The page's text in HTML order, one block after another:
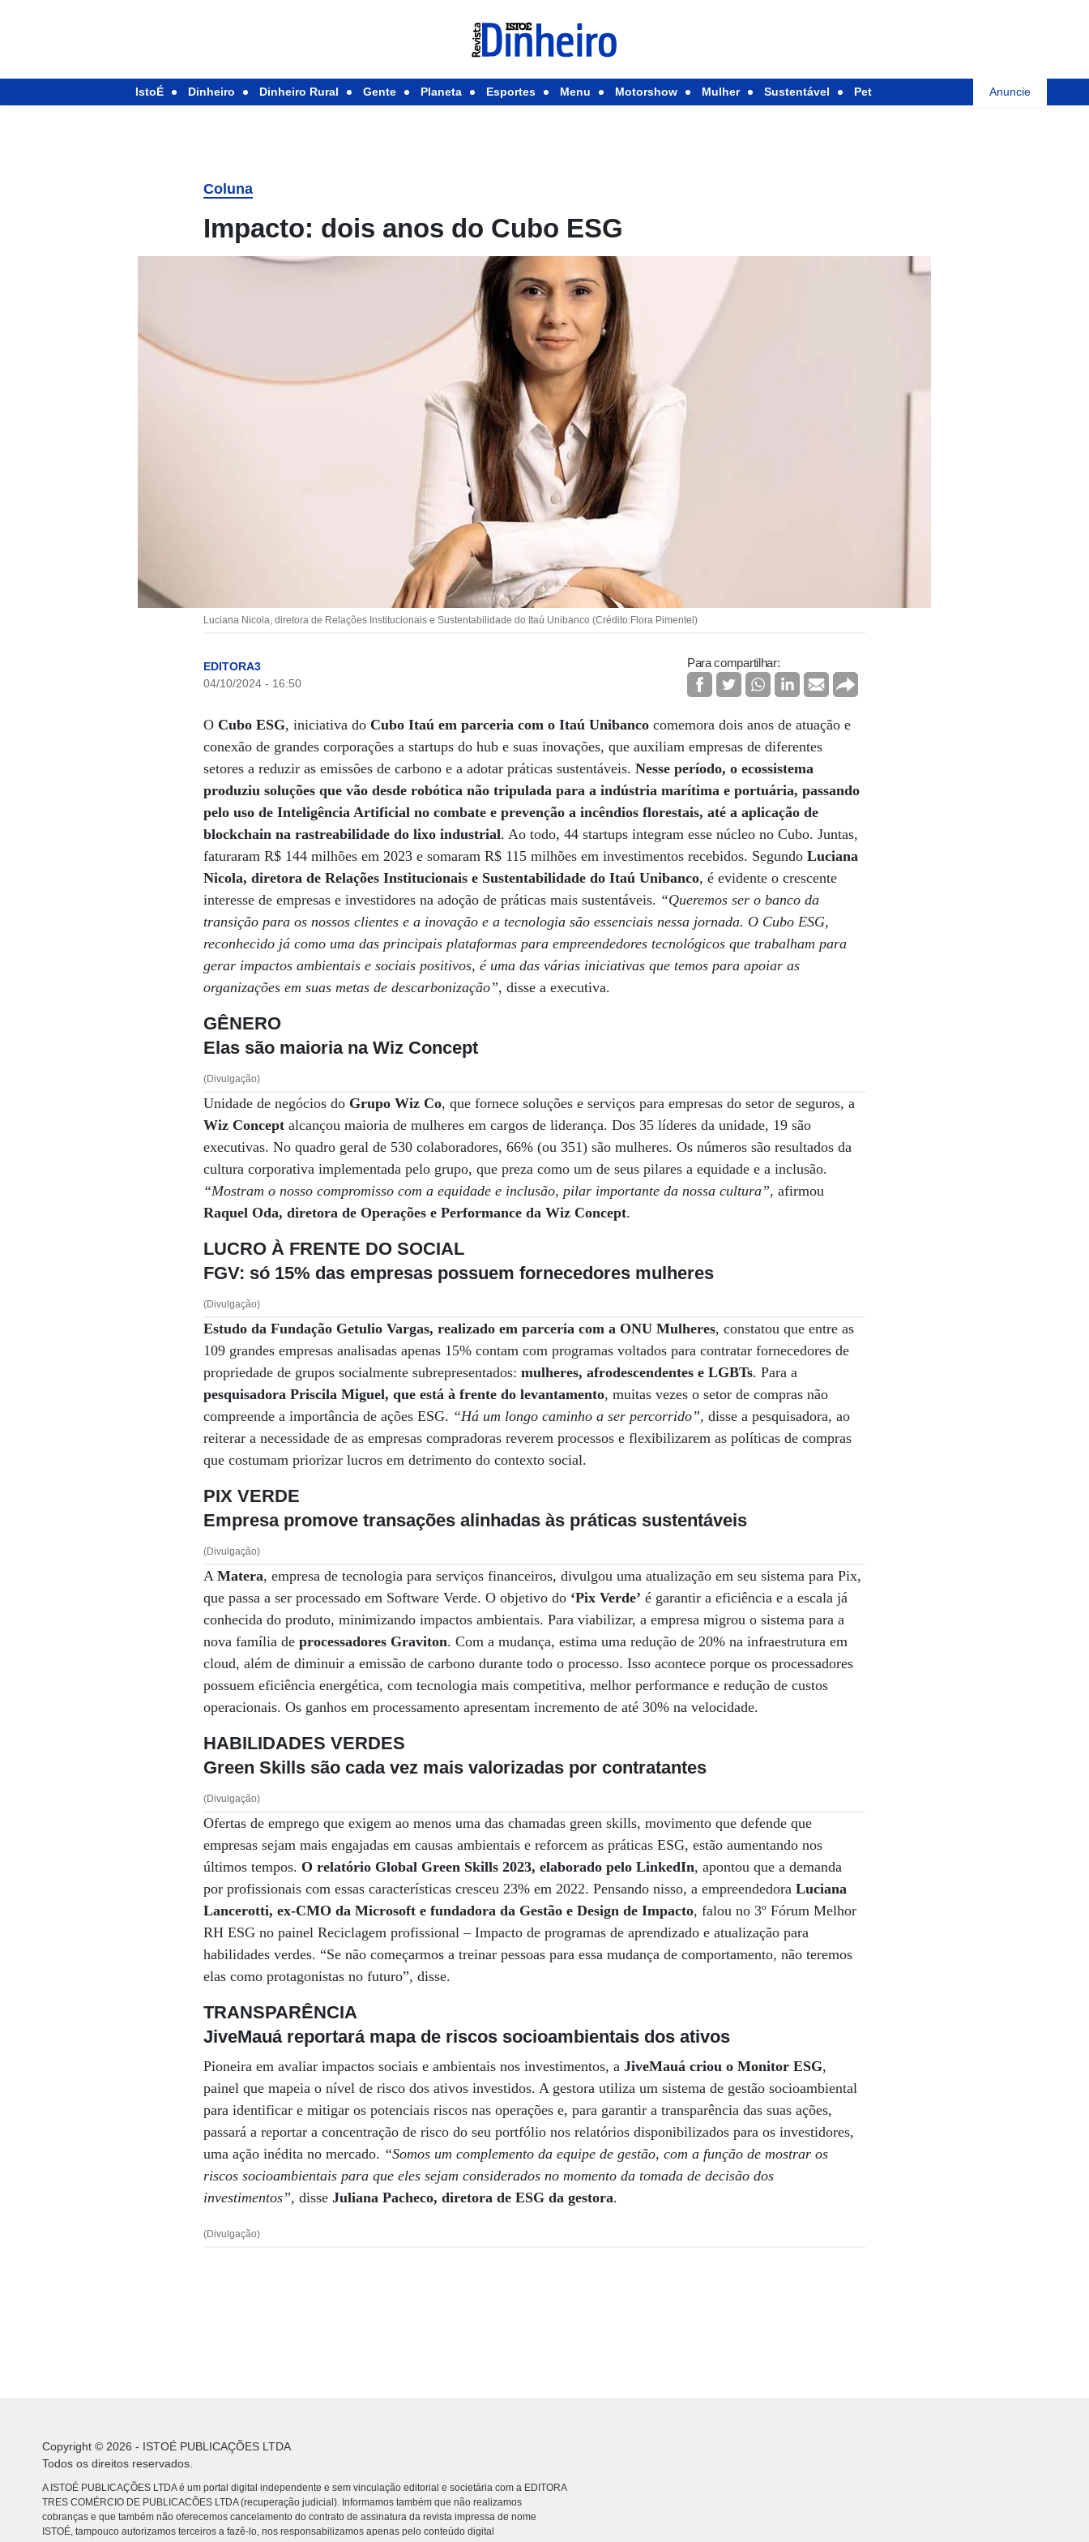
IstoÉ Dinheiro Dinheiro Rural Gente Planeta Esportes Menu Motorshow Mulher Sustentável Pet Anuncie
Coluna
Impacto: dois anos do Cubo ESG
Luciana Nicola, diretora de Relações Institucionais e Sustentabilidade do Itaú Unibanco (Crédito:Flora Pimentel)
EDITORA3
04/10/2024 - 16:50
Para compartilhar:
O Cubo ESG, iniciativa do Cubo Itaú em parceria com o Itaú Unibanco comemora dois anos de atuação e
conexão de grandes corporações a startups do hub e suas inovações, que auxiliam empresas de diferentes
setores a reduzir as emissões de carbono e a adotar práticas sustentáveis.Nesse período, o ecossistema
produziu soluções que vão desde robótica não tripulada para a indústria marítima e portuária, passando
pelo uso de Inteligência Artificial no combate e prevenção a incêndios florestais, até a aplicação de
blockchain na rastreabilidade do lixo industrial. Ao todo, 44 startups integram esse núcleo no Cubo. Juntas,
faturaram R$ 144 milhões em 2023 e somaram R$ 115 milhões em investimentos recebidos. SegundoLuciana
Nicola, diretora de Relações Institucionais e Sustentabilidade do Itaú Unibanco, é evidente o crescente
interesse de empresas e investidores na adoção de práticas mais sustentáveis. “Queremos ser o banco da
transição para os nossos clientes e a inovação e a tecnologia são essenciais nessa jornada. O Cubo ESG,
reconhecido já como uma das principais plataformas para empreendedores tecnológicos que trabalham para
gerar impactos ambientais e sociais positivos, é uma das várias iniciativas que temos para apoiar as
organizações em suas metas de descarbonização”, disse a executiva.
GÊNERO
Elas são maioria na Wiz Concept
(Divulgação)
Unidade de negócios do Grupo Wiz Co, que fornece soluções e serviços para empresas do setor de seguros, a
Wiz Concept alcançou maioria de mulheres em cargos de liderança. Dos 35 líderes da unidade, 19 são
executivas. No quadro geral de 530 colaboradores, 66% (ou 351) são mulheres. Os números são resultados da
cultura corporativa implementada pelo grupo, que preza como um de seus pilares a equidade e a inclusão.
“Mostram o nosso compromisso com a equidade e inclusão, pilar importante da nossa cultura”, afirmou
Raquel Oda, diretora de Operações e Performance da Wiz Concept.
LUCRO À FRENTE DO SOCIAL
FGV: só 15% das empresas possuem fornecedores mulheres
(Divulgação)
Estudo da Fundação Getulio Vargas, realizado em parceria com a ONU Mulheres, constatou que entre as
109 grandes empresas analisadas apenas 15% contam com programas voltados para contratar fornecedores de
propriedade de grupos socialmente subrepresentados:mulheres, afrodescendentes e LGBTs. Para a
pesquisadora Priscila Miguel, que está à frente do levantamento, muitas vezes o setor de compras não
compreende a importância de ações ESG. “Há um longo caminho a ser percorrido”, disse a pesquisadora, ao
reiterar a necessidade de as empresas compradoras reverem processos e flexibilizarem as políticas de compras
que costumam priorizar lucros em detrimento do contexto social.
PIX VERDE
Empresa promove transações alinhadas às práticas sustentáveis
(Divulgação)
AMatera, empresa de tecnologia para serviços financeiros, divulgou uma atualização em seu sistema para Pix,
que passa a ser processado em Software Verde. O objetivo do ‘Pix Verde’ é garantir a eficiência e a escala já
conhecida do produto, minimizando impactos ambientais. Para viabilizar, a empresa migrou o sistema para a
nova família de processadores Graviton. Com a mudança, estima uma redução de 20% na infraestrutura em
cloud, além de diminuir a emissão de carbono durante todo o processo. Isso acontece porque os processadores
possuem eficiência energética, com tecnologia mais competitiva, melhor performance e redução de custos
operacionais. Os ganhos em processamento apresentam incremento de até 30% na velocidade.
HABILIDADES VERDES
Green Skills são cada vez mais valorizadas por contratantes
(Divulgação)
Ofertas de emprego que exigem ao menos uma das chamadas green skills, movimento que defende que
empresas sejam mais engajadas em causas ambientais e reforcem as práticas ESG, estão aumentando nos
últimos tempos. O relatório Global Green Skills 2023, elaborado pelo LinkedIn, apontou que a demanda
por profissionais com essas características cresceu 23% em 2022. Pensando nisso, a empreendedoraLuciana
Lancerotti, ex-CMO da Microsoft e fundadora da Gestão e Design de Impacto, falou no 3º Fórum Melhor
RH ESG no painel Reciclagem profissional – Impacto de programas de aprendizado e atualização para
habilidades verdes. “Se não começarmos a treinar pessoas para essa mudança de comportamento, não teremos
elas como protagonistas no futuro”, disse.
TRANSPARÊNCIA
JiveMauá reportará mapa de riscos socioambientais dos ativos
Pioneira em avaliar impactos sociais e ambientais nos investimentos, aJiveMauá criou o Monitor ESG,
painel que mapeia o nível de risco dos ativos investidos. A gestora utiliza um sistema de gestão socioambiental
para identificar e mitigar os potenciais riscos nas operações e, para garantir a transparência das suas ações,
passará a reportar a concentração de risco do seu portfólio nos relatórios disponibilizados para os investidores,
uma ação inédita no mercado. “Somos um complemento da equipe de gestão, com a função de mostrar os
riscos socioambientais para que eles sejam considerados no momento da tomada de decisão dos
investimentos”, disseJuliana Pacheco, diretora de ESG da gestora.
(Divulgação)
Copyright © 2026 - ISTOÉ PUBLICAÇÕES LTDA
Todos os direitos reservados.
A ISTOÉ PUBLICAÇÕES LTDA é um portal digital independente e sem vinculação editorial e societária com a EDITORA
TRES COMÉRCIO DE PUBLICACÕES LTDA (recuperação judicial). Informamos também que não realizamos
cobranças e que também não oferecemos cancelamento do contrato de assinatura da revista impressa de nome
ISTOÉ, tampouco autorizamos terceiros a fazê-lo, nos responsabilizamos apenas pelo conteúdo digital